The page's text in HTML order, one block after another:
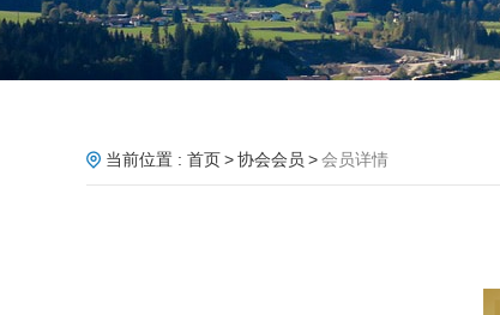
当前位置 : 首页 协会会员 会员详情